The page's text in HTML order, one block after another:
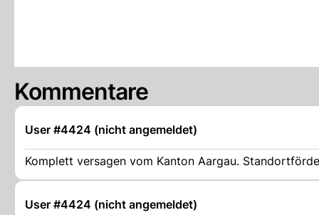
Kommentare
User #4424 (nicht angemeldet)
Komplett versagen vom Kanton Aargau.
User #4424 (nicht angemeldet)